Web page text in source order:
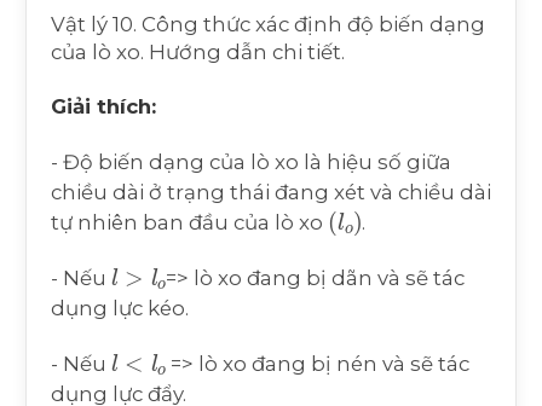
Vật lý 10. Công thức xác định độ biến dạng
của lò xo. Hướng dẫn chi tiết.
Giải thích:
- Độ biến dạng của lò xo là hiệu số giữa
chiều dài ở trạng thái đang xét và chiều dài
tự nhiên ban đầu của lò xo
(lo)
.
- Nếu l>
=> lò xo đang bị dãn và sẽ tác
dụng lực kéo.
- Nếu l<
=> lò xo đang bị nén và sẽ tác
dụng lực đẩy.